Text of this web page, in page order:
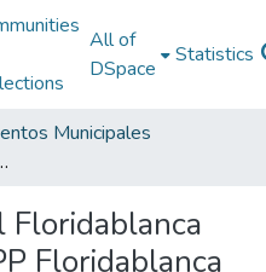
All of
DSpace
Statistics
Municipales
Santander 2012
Floridablanca
Floridablanca